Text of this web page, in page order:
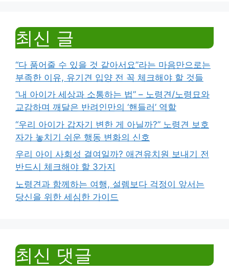
최신 글
“다 품어줄 수 있을 것 같아서요”라는 마음만으로는
부족한 이유, 유기견 입양 전 꼭 체크해야 할 것들
“내 아이가 세상과 소통하는 법” – 노령견/노령묘와
교감하며 깨달은 반려인만의 ‘핸들러’ 역할
“우리 아이가 갑자기 변한 게 아닐까?” 노령견 보호
자가 놓치기 쉬운 행동 변화의 신호
우리 아이 사회성 결여일까? 애견유치원 보내기 전
반드시 체크해야 할 3가지
노령견과 함께하는 여행, 설렘보다 걱정이 앞서는
당신을 위한 세심한 가이드
최신 댓글